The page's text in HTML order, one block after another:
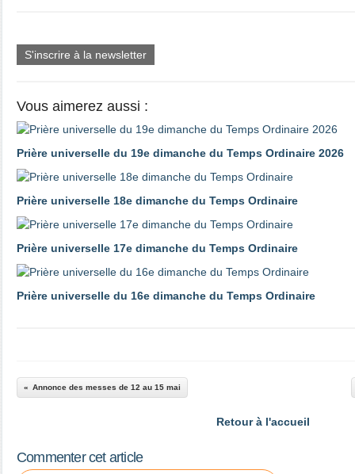
S'inscrire à la newsletter
Vous aimerez aussi :
Prière universelle du 19e dimanche du Temps Ordinaire 2026
Prière universelle 18e dimanche du Temps Ordinaire
Prière universelle 17e dimanche du Temps Ordinaire
Prière universelle du 16e dimanche du Temps Ordinaire
Annonce des messes de 12 au 15 mai
Retour à l'accueil
Commenter cet article